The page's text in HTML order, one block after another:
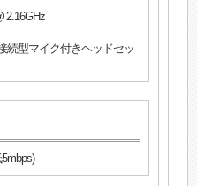
2.16GHz
続型マイク付きヘッドセッ